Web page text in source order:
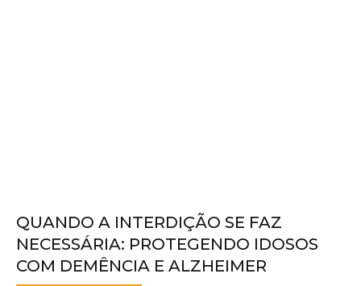
QUANDO A INTERDIÇÃO SE FAZ
NECESSÁRIA: PROTEGENDO IDOSOS
COM DEMÊNCIA E ALZHEIMER